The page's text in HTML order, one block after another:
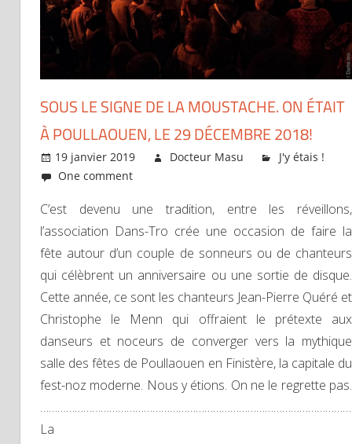
SOUS LE SIGNE DE LA MOUSTACHE. ON ÉTAIT
À POULLAOUEN, LE 29 DÉCEMBRE 2018!
19 janvier 2019 Docteur Masu
J'y étais !
One comment
C’est devenu une tradition, entre les réveillons,
l’association Dans-Tro crée une occasion de faire la
fête autour d’un couple de sonneurs ou de chanteurs
qui célèbrent un anniversaire ou une sortie de disque.
Cette année, ce sont les chanteurs Jean-Pierre Quéré et
Christophe le Menn qui offraient le prétexte aux
danseurs et noceurs de converger vers la mythique
salle des fêtes de Poullaouen en Finistère, la capitale du
fest-noz moderne. Nous y étions. On ne le regrette pas.
La